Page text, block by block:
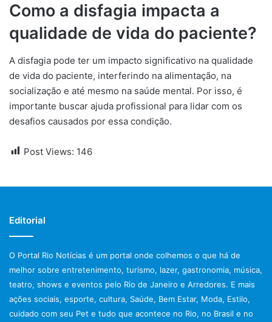
Como a disfagia impacta a
qualidade de vida do paciente?
A disfagia pode ter um impacto significativo na qualidade
de vida do paciente, interferindo na alimentação, na
socialização e até mesmo na saúde mental. Por isso, é
importante buscar ajuda profissional para lidar com os
desafios causados por essa condição.
Post Views: 146
Editorial
O Portal Rio Notícias é um portal onde colhemos o que há de
melhor sobre entretenimento, turismo, lazer, gastronomia, música,
teatro, shows e eventos pelo Rio de Janeiro e Arredores. E mais
ações sociais, esporte, cultura, Saúde, Bem Estar, Moda, Estilo,
cuidado com seu Pet e tudo que acontece no Rio, no Brasil e no